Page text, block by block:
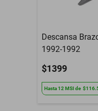
Descansa
1992-1992
$1399
Hasta12 MSIde